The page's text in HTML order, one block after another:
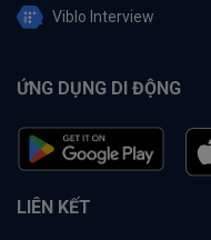
Viblo Interview
ỨNG DỤNG DI ĐỘNG
LIÊN KẾT